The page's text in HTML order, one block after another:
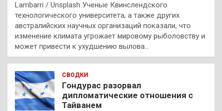
Lambarri / Unsplash Ученые Квинслендского
технологического университета, а также других
австралийских научных организаций показали, что
изменение климата угрожает мировому рыболовству и
может привести к ухудшению вылова…
СВОДКИ
Гондурас разорвал
дипломатические отношения с
Тайванем